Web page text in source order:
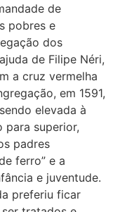
de
pobres e
dos
de Filipe Néri,
a cruz vermelha
em 1591,
elevada à
para superior,
padres
ferro” e a
e juventude.
preferiu ficar